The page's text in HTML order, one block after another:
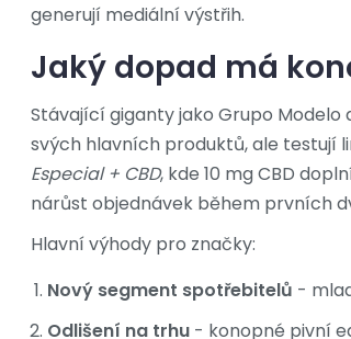
generují mediální výstřih.
Jaký dopad má
Stávající giganty jako Grupo
svých hlavních produktů, ale testují
Especial + CBD, kde 10 mg CBD
nárůst objednávek během prvních
Hlavní výhody pro značky:
Nový segment spotřebitelů -
Odlišení na trhu - konopné pivní